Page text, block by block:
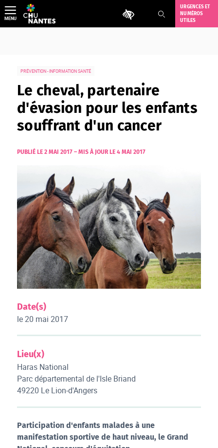
Aller
au
contenu
Outils d'accessibilité
URGENCES ET
NUMÉROS
UTILES
MENU
PRÉVENTION - INFORMATION SANTÉ
Le cheval, partenaire
d'évasion pour les enfants
souffrant d'un cancer
PUBLIÉ LE 2 MAI 2017 – MIS À JOUR LE 4 MAI 2017
Date(s)
le 20 mai 2017
Lieu(x)
Haras National
Parc départemental de l'Isle Briand
49220 Le Lion-d'Angers
Participation d'enfants malades à une
manifestation sportive de haut niveau, le Grand